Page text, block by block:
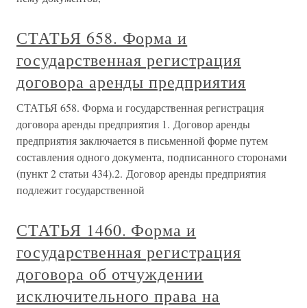
СТАТЬЯ 658. Форма и
государственная регистрация
договора аренды предприятия
СТАТЬЯ 658. Форма и государственная регистрация
договора аренды предприятия 1. Договор аренды
предприятия заключается в письменной форме путем
составления одного документа, подписанного сторонами
(пункт 2 статьи 434).2. Договор аренды предприятия
подлежит государственной
СТАТЬЯ 1460. Форма и
государственная регистрация
договора об отчуждении
исключительного права на